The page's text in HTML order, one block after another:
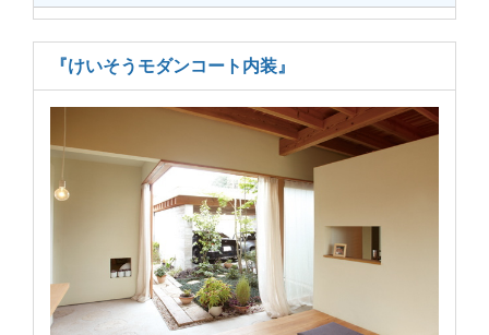
『けいそうモダンコート内装』